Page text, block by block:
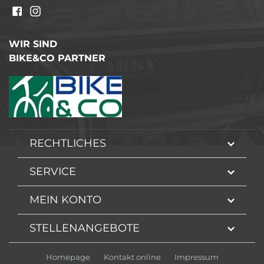
WIR SIND
BIKE&CO PARTNER
RECHTLICHES
SERVICE
MEIN KONTO
STELLENANGEBOTE
Homepage Kontakt online Impressum